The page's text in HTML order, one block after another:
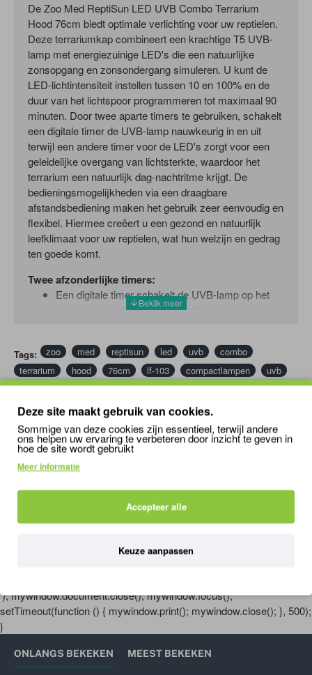
De Zoo Med ReptiSun LED UVB Combo Terrarium
Hood 76cm biedt optimale verlichting voor uw reptielen.
Deze terrariumkap combineert een krachtige T5 UVB-
lamp met energiezuinige LED's die een natuurlijke
zonsopgang en zonsondergang simuleren. U kunt de
LED-lichtintensiteit instellen tussen 10 en 100% en de
duur van het lichtspoor programmeren tot maximaal 90
minuten. Door twee aparte timers te gebruiken, schakelt
een digitale timer de UVB-lamp nauwkeurig in en uit
terwijl een andere timer voor de LED's zorgt voor een
geleidelijke overgang van lichtsterkte, waardoor het
terrarium een natuurlijk dag-nachtritme krijgt. De
bedieningsmogelijkheden via een draagbare
afstandsbediening maken het gebruik zeer eenvoudig en
flexibel. Hiermee creëert u een gezond en natuurlijk
leefklimaat voor uw reptielen, wat hun welzijn en gedrag
ten goede komt.
Twee afzonderlijke timers:
Een digitale timer schakelt de UVB-lamp op het
door u gewenste tijdstip in en uit.
door de intensiteit van de leds geleidelijk te
verhogen of te verlagen.
Bediening via een draagbare afstandsbediening.
Tags: zoo med reptisun led uvb
combo
terrarium
hood 76cm lf-103 compactlampen
uvb
/
spaarlampen
BIJPASSENDE / VERGELIJKBARE PRODUCTEN
Zoo Med ReptiSun LED UVB Combo Terrarium Hood 60cm
192,50 292,50
'); mywindow.document.close(); mywindow.focus();
setTimeout(function () { mywindow.print(); mywindow.close(); }, 500);
}
ONLANGS BEKEKEN MEEST BEKEKEN
Deze site maakt gebruik van cookies.
Sommige van deze cookies zijn essentieel, terwijl andere
ons helpen uw ervaring te verbeteren door inzicht te geven in
hoe de site wordt gebruikt
Meer informatie
Accepteer alle
Keuze aanpassen